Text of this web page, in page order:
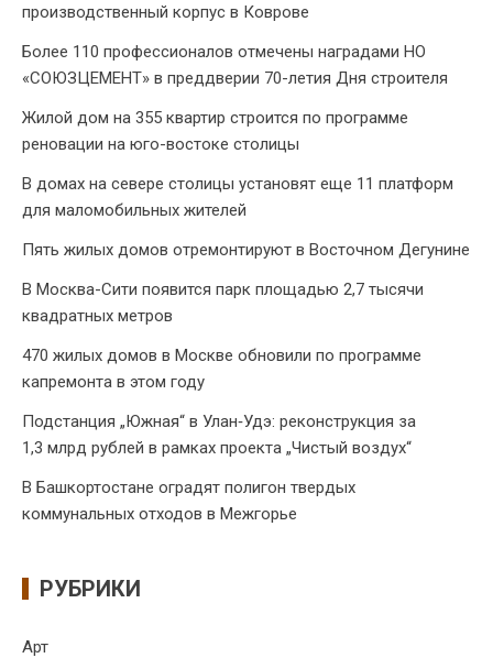
производственный корпус в Коврове
Более 110 профессионалов отмечены наградами НО
«СОЮЗЦЕМЕНТ» в преддверии 70-летия Дня строителя
Жилой дом на 355 квартир строится по программе
реновации на юго-востоке столицы
В домах на севере столицы установят еще 11 платформ
для маломобильных жителей
Пять жилых домов отремонтируют в Восточном Дегунине
В Москва-Сити появится парк площадью 2,7 тысячи
квадратных метров
470 жилых домов в Москве обновили по программе
капремонта в этом году
Подстанция „Южная“ в Улан‑Удэ: реконструкция за
1,3 млрд рублей в рамках проекта „Чистый воздух“
В Башкортостане оградят полигон твердых
коммунальных отходов в Межгорье
РУБРИКИ
Арт